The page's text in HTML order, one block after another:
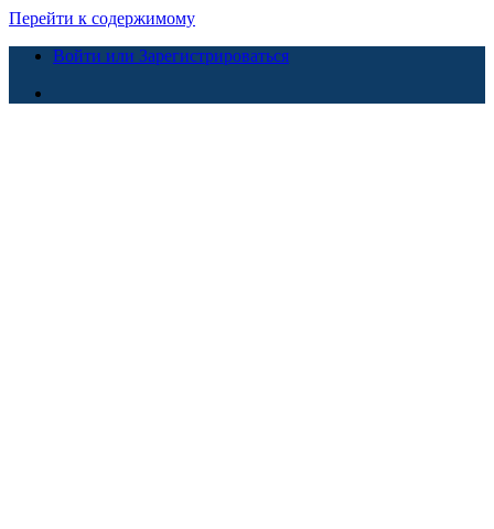
Перейти к содержимому
Войти или Зарегистрироваться